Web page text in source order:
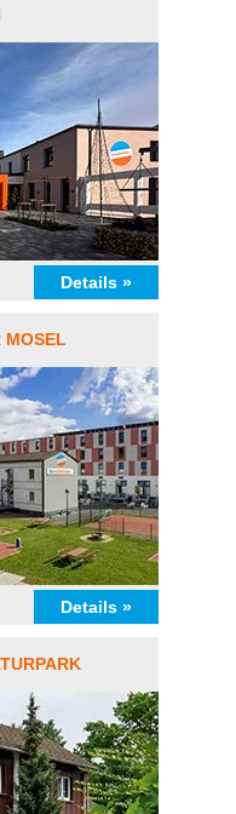
Details »
MOSEL
Details »